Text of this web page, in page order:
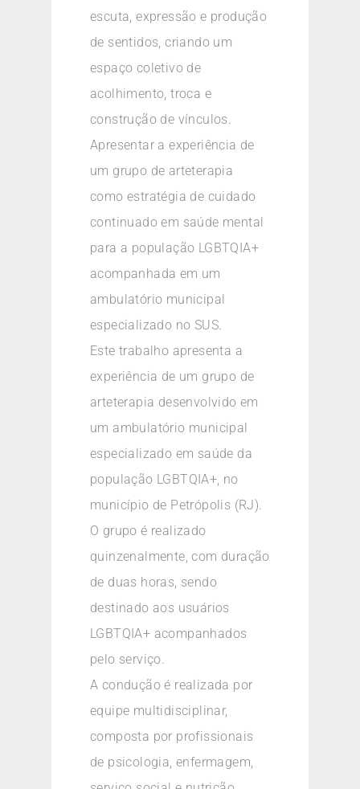
escuta, expressão e produção
de sentidos, criando um
espaço coletivo de
acolhimento, troca e
construção de vínculos.
Apresentar a experiência de
um grupo de arteterapia
como estratégia de cuidado
continuado em saúde mental
para a população LGBTQIA+
acompanhada em um
ambulatório municipal
especializado no SUS.
Este trabalho apresenta a
experiência de um grupo de
arteterapia desenvolvido em
um ambulatório municipal
especializado em saúde da
população LGBTQIA+, no
município de Petrópolis (RJ).
O grupo é realizado
quinzenalmente, com duração
de duas horas, sendo
destinado aos usuários
LGBTQIA+ acompanhados
pelo serviço.
A condução é realizada por
equipe multidisciplinar,
composta por profissionais
de psicologia, enfermagem,